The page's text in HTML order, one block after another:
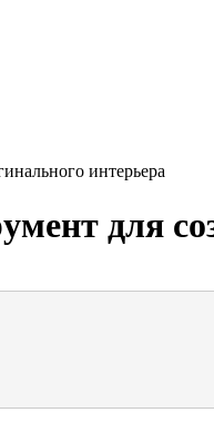
интерьера
для